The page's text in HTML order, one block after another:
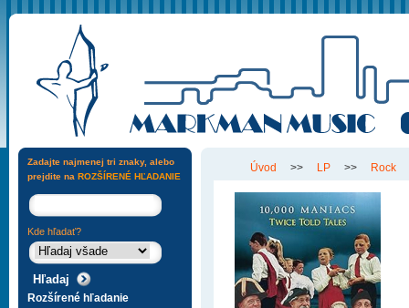
Úvod >> LP >> Rock
Zadajte najmenej tri znaky, alebo
prejdite na ROZŠÍRENÉ HĽADANIE
Kde hľadať?
Rozšírené hľadanie